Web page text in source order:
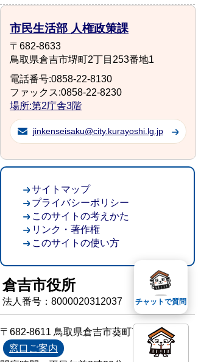
市民生活部 人権政策課
〒682-8633
鳥取県倉吉市堺町2丁目253番地1
電話番号:0858-22-8130
ファックス:0858-22-8230
場所:第2庁舎3階
jinkenseisaku@city.kurayoshi.lg.jp
サイトマップ
プライバシーポリシー
このサイトの考えかた
リンク・著作権
このサイトの使い方
倉吉市役所
法人番号：8000020312037
〒682-8611 鳥取県倉吉市葵町722
窓口ご案内
チャットで質問